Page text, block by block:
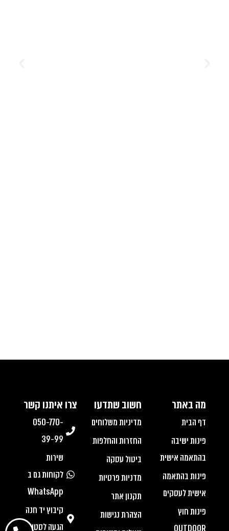
מה באתר
דף הבית
פינות ישיבה
בהתאמה אישית
פינות בהתאמה
אישית לעסקים
פינות חוץ
חשוב שתדעו
מדיניות משלוחים
החזרות והחלפות
ביטול עסקה
מדניות פרטיות
תקנון אתר
הצהרת נגישות
צרו איתנו קשר
050-770-
39-99
שירות
לקוחות גם ב
WhatsApp
קיבוץ יד חנה
הגעה לסטודיו